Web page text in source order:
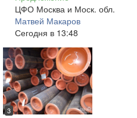
ЦФО Москва и Моск. обл.
Матвей Макаров
Сегодня в 13:48
3